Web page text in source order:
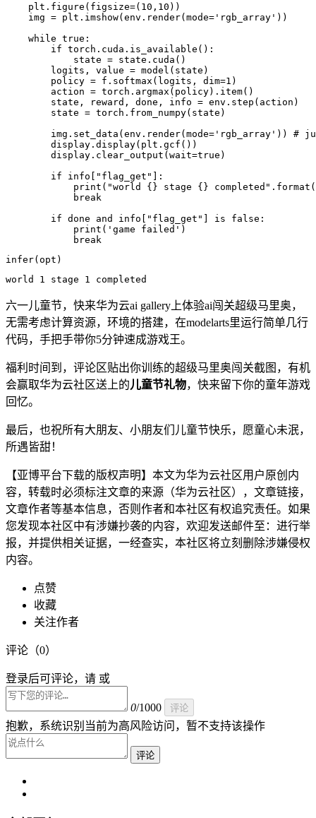
    plt
. figure ( figsize=( 10 , 10 ) )
    img
= plt . imshow(env . render(mode= 'rgb_array' ) )
while true :
if torch . cuda . is_available ( ) :
            state
= state . cuda ( )
        logits
, value = model ( state )
        policy
= f . softmax ( logits , dim=1 )
        action
= torch . argmax ( policy) . item( )
        state
, reward , done , info = env . step ( action )
        state
= torch . from_numpy( state )
        img
. set_data (env . render(mode= 'rgb_array' ) )
#
        display
. display( plt . gcf ( ) )
        display
. clear_output (wait=true )
if info [ "flag_get" ] :
print ( "world {} stage {} completed" . format (
break
if done and info [ "flag_get" ] is false :
print ( 'game failed' )
break
infer(opt )
world 1 stage 1
六一儿童节，快来华为云ai gallery上体验ai闯关超级马里奥，
无需考虑计算资源，环境的搭建，在modelarts里运行简单几行
代码，手把手带你5分钟速成游戏王。
福利时间到，评论区贴出你训练的超级马里奥闯关截图，有机
会赢取华为云社区送上的儿童节礼物，快来留下你的童年游戏
回忆。
最后，也祝所有大朋友、小朋友们儿童节快乐，愿童心未泯，
所遇皆甜！
【亚博平台下载的版权声明】本文为华为云社区用户原创内
容，转载时必须标注文章的来源（华为云社区），文章链接，
文章作者等基本信息，否则作者和本社区有权追究责任。如果
您发现本社区中有涉嫌抄袭的内容，欢迎发送邮件至：进行举
报，并提供相关证据，一经查实，本社区将立刻删除涉嫌侵权
内容。
点赞
收藏
关注作者
评论（0）
登录后可评论，请 或
0/1000 评论
抱歉，系统识别当前为高风险访问，暂不支持该操作
评论